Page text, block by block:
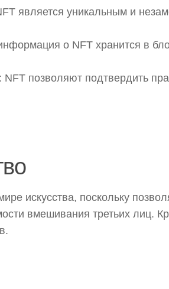
является уникальным и
о NFT хранится в
позволяют подтвердить
искусства, поскольку
вмешивания третьих лиц.